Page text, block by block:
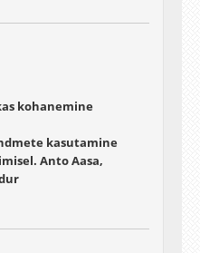
kohanemine
kasutamine
Anto Aasa,